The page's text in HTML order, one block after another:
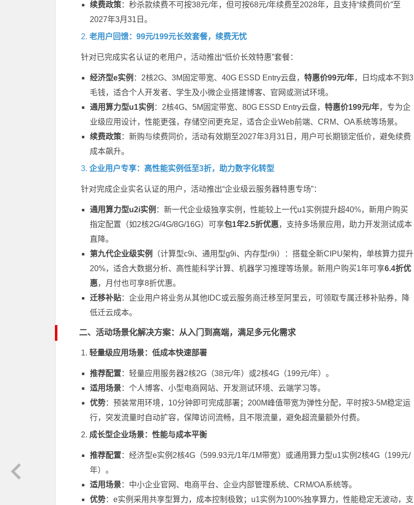
续费政策：秒杀款续费不可按38元/年，但可按68元/年续费至2028年，且支持“续费同价”至
2027年3月31日。
2. 老用户回馈：99元/199元长效套餐，续费无忧
针对已完成实名认证的老用户，活动推出“低价长效特惠”套餐：
经济型e实例 ：2核2G、3M固定带宽、40G ESSD Entry云盘， 特惠价99元/年，日均成本不到3
毛钱，适合个人开发者、学生及小微企业搭建博客、官网或测试环境。
通用算力型u1实例 ：2核4G、5M固定带宽、80G ESSD Entry云盘， 特惠价199元/年，专为企
业级应用设计，性能更强，存储空间更充足，适合企业Web前端、CRM、OA系统等场景。
续费政策：新购与续费同价，活动有效期至2027年3月31日，用户可长期锁定低价，避免续费
成本飙升。
3. 企业用户专享：高性能实例低至3折，助力数字化转型
针对完成企业实名认证的用户，活动推出“企业级云服务器特惠专场”：
通用算力型u2i实例 ：新一代企业级独享实例，性能较上一代u1实例提升超40%，新用户购买
指定配置（如2核2G/4G/8G/16G）可享包1年2.5折优惠，支持多场景应用，助力开发测试成本
直降。
第九代企业级实例
（计算型c9i、通用型g9i、内存型r9i）：搭载全新CIPU架构，单核算力提升
20%，适合大数据分析、高性能科学计算、机器学习推理等场景。新用户购买1年可享6.4折优
惠，月付也可享8折优惠。
迁移补贴：企业用户将业务从其他IDC或云服务商迁移至阿里云，可领取专属迁移补贴券，降
低迁云成本。
二、活动场景化解决方案：从入门到高端，满足多元化需求
1. 轻量级应用场景：低成本快速部署
推荐配置：轻量应用服务器2核2G（38元/年）或2核4G（199元/年）。
适用场景：个人博客、小型电商网站、开发测试环境、云端学习等。
优势：预装常用环境，10分钟即可完成部署；200M峰值带宽为弹性分配，平时按3-5M稳定运
行，突发流量时自动扩容，保障访问流畅，且不限流量，避免超流量额外付费。
2. 成长型企业场景：性能与成本平衡
推荐配置：经济型e实例2核4G（599.93元/1年/1M带宽）或通用算力型u1实例2核4G（199元/
年）。
适用场景：中小企业官网、电商平台、企业内部管理系统、CRM/OA系统等。
优势：e实例采用共享型算力，成本控制极致；u1实例为100%独享算力，性能稳定无波动，支